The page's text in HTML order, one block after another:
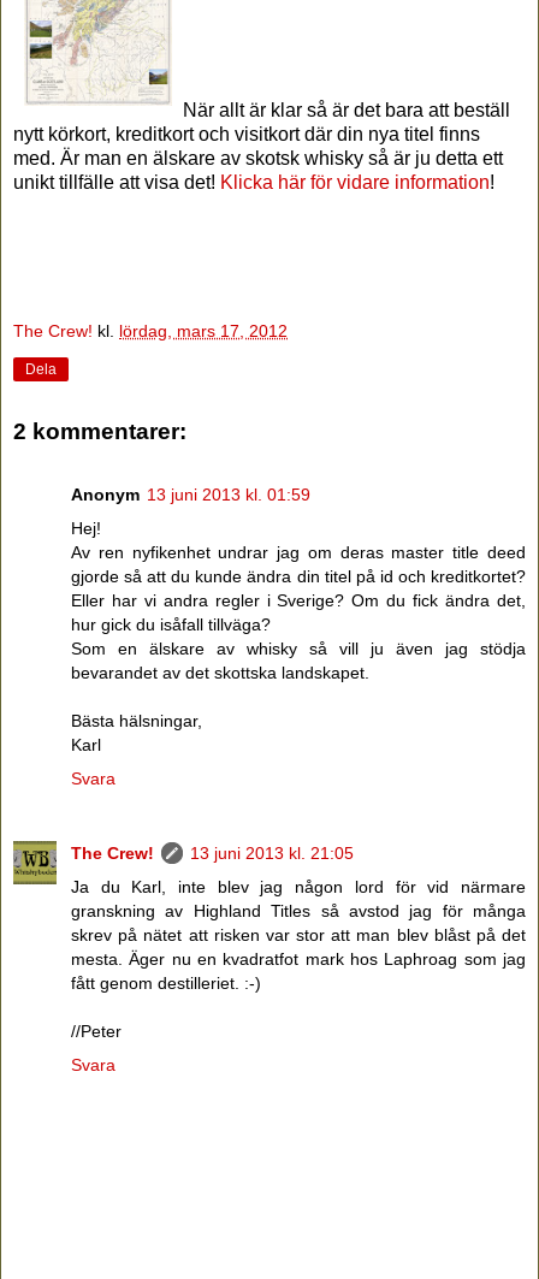
När allt är klar så är det bara att beställ
nytt körkort, kreditkort och visitkort där din nya titel finns
med. Är man en älskare av skotsk whisky så är ju detta ett
unikt tillfälle att visa det! Klicka här för vidare information!
The Crew! kl. lördag, mars 17, 2012
Dela
2 kommentarer:
Anonym 13 juni 2013 kl. 01:59
Hej!
Av ren nyfikenhet undrar jag om deras master title deed
gjorde så att du kunde ändra din titel på id och kreditkortet?
Eller har vi andra regler i Sverige? Om du fick ändra det,
hur gick du isåfall tillväga?
Som en älskare av whisky så vill ju även jag stödja
bevarandet av det skottska landskapet.
Bästa hälsningar,
Karl
Svara
The Crew!
13 juni 2013 kl. 21:05
Ja du Karl, inte blev jag någon lord för vid närmare
granskning av Highland Titles så avstod jag för många
skrev på nätet att risken var stor att man blev blåst på det
mesta. Äger nu en kvadratfot mark hos Laphroag som jag
fått genom destilleriet. :-)
//Peter
Svara